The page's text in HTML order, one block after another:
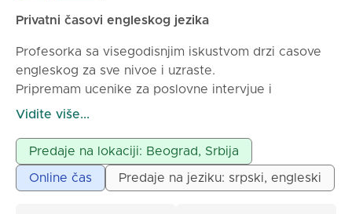
Privatni časovi engleskog jezika
Profesorka sa visegodisnjim iskustvom drzi casove
engleskog za sve nivoe i uzraste.
Pripremam ucenike za poslovne intervjue i
medjunarodne sertifikate(TOEFL,IELTS i sl.)
Casovi su online putem svih aplikacija,moguce i
uzivo (Beograd)
60 min》1200din; 90min》1600 din.
Vidite više...
Predaje na lokaciji: Beograd, Srbija
Online čas Predaje na jeziku: srpski, engleski